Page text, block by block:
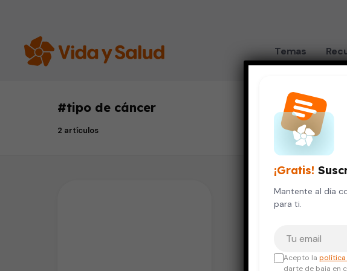
Temas
#tipo de cáncer
2 artículos
¡Gratis!
Mantente al día
para ti.
Acepto lapolítica
darte de baja en